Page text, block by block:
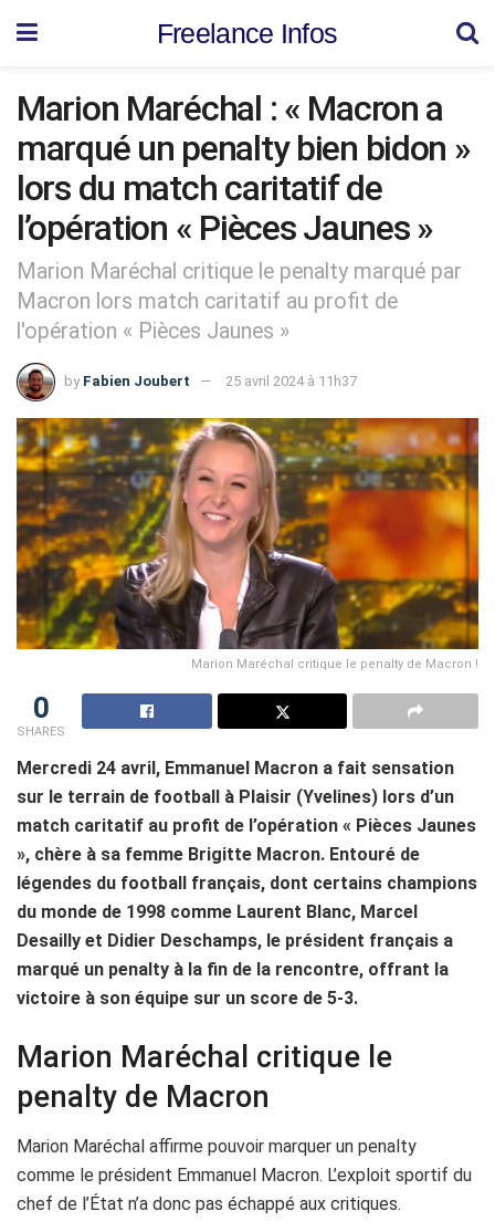
Freelance Infos
Marion Maréchal : « Macron a
marqué un penalty bien bidon »
lors du match caritatif de
l’opération « Pièces Jaunes »
Marion Maréchal critique le penalty marqué par
Macron lors match caritatif au profit de
l'opération « Pièces Jaunes »
by Fabien Joubert 25 avril 2024 à 11h37
Marion Maréchal critique le penalty de Macron !
0
SHARES
Mercredi 24 avril, Emmanuel Macron a fait sensation
sur le terrain de football à Plaisir (Yvelines) lors d’un
match caritatif au profit de l’opération « Pièces Jaunes
», chère à sa femme Brigitte Macron. Entouré de
légendes du football français, dont certains champions
du monde de 1998 comme Laurent Blanc, Marcel
Desailly et Didier Deschamps, le président français a
marqué un penalty à la fin de la rencontre, offrant la
victoire à son équipe sur un score de 5-3.
Marion Maréchal critique le
penalty de Macron
Marion Maréchal affirme pouvoir marquer un penalty
comme le président Emmanuel Macron. L’exploit sportif du
chef de l’État n’a donc pas échappé aux critiques.